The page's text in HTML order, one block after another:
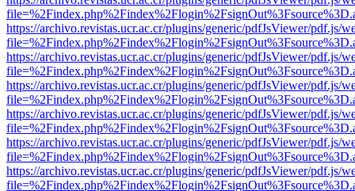
https://archivo.revistas.ucr.ac.cr/plugins/generic/pdfJsViewer/pdf.js/
https://archivo.revistas.ucr.ac.cr/plugins/generic/pdfJsViewer/pdf.js/
https://archivo.revistas.ucr.ac.cr/plugins/generic/pdfJsViewer/pdf.js/
https://archivo.revistas.ucr.ac.cr/plugins/generic/pdfJsViewer/pdf.js/
https://archivo.revistas.ucr.ac.cr/plugins/generic/pdfJsViewer/pdf.js/
https://archivo.revistas.ucr.ac.cr/plugins/generic/pdfJsViewer/pdf.js/